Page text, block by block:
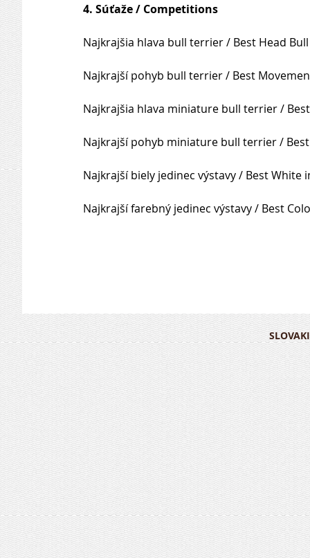
4. Súťaže / Competitions
Najkrajšia hlava bull terrier / Best Head
Najkrajší pohyb bull terrier / Best
Najkrajšia hlava miniature bull terrier /
Najkrajší pohyb miniature bull terrier /
Najkrajší biely jedinec výstavy / Best White
Najkrajší farebný jedinec výstavy / Best